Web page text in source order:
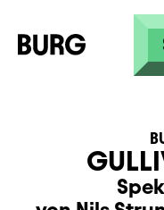
Direkt zum